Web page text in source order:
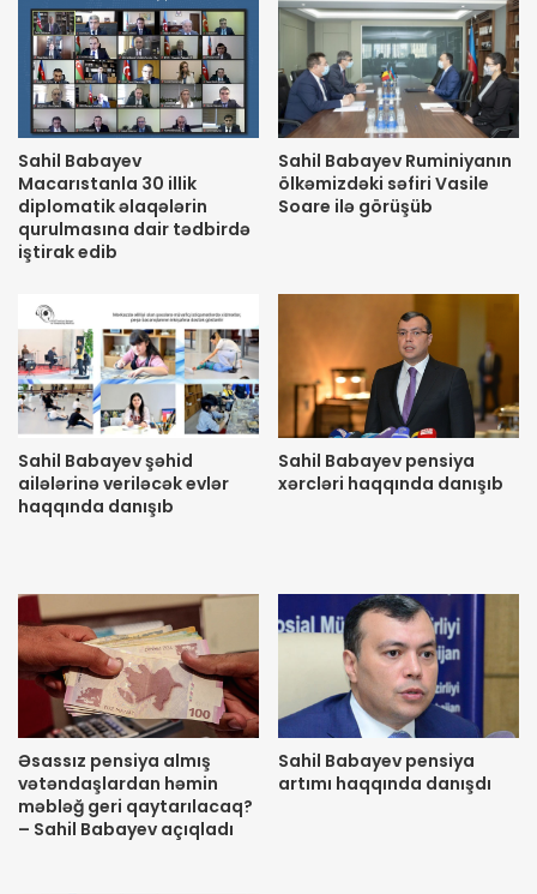
Sahil Babayev
Macarıstanla 30 illik
diplomatik əlaqələrin
qurulmasına dair tədbirdə
iştirak edib
Sahil Babayev Ruminiyanın
ölkəmizdəki səfiri Vasile
Soare ilə görüşüb
Sahil Babayev şəhid
ailələrinə veriləcək evlər
haqqında danışıb
Sahil Babayev pensiya
xərcləri haqqında danışıb
Əsassız pensiya almış
vətəndaşlardan həmin
məbləğ geri qaytarılacaq?
– Sahil Babayev açıqladı
Sahil Babayev pensiya
artımı haqqında danışdı